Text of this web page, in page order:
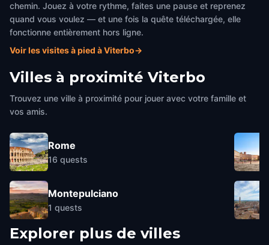
chemin. Jouez à votre rythme, faites une pause et reprenez
quand vous voulez — et une fois la quête téléchargée, elle
fonctionne entièrement hors ligne.
Voir les visites à pied à Viterbo→
Villes à proximité Viterbo
Trouvez une ville à proximité pour jouer avec votre famille et
vos amis.
Rome
16 quests
Montepulciano
1 quests
Explorer plus de villes